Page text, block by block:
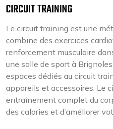
CIRCUIT TRAINING
Le circuit training est une
combine des exercices
renforcement musculaire
une salle de sport à
espaces dédiés au circuit
appareils et accessoires. Le
entraînement complet du
des calories et d’améliorer